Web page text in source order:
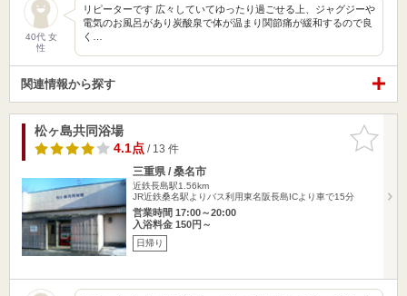
40代 女
性
リピーターです 広々していてゆったり過ごせる上、ジャグジーや
電気のお風呂があり炭酸泉で体が温まり関節痛が緩和するので良
く…
関連情報から探す
お気に入
りに追加
松ヶ島共同浴場
4.1点/ 13 件
三重県 / 桑名市
近鉄長島駅1.56km
JR近鉄桑名駅よりバス利用東名阪長島ICより車で15分
営業時間 17:00～20:00
入浴料金 150円～
日帰り